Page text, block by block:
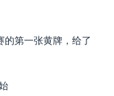
的第一张黄牌，给了